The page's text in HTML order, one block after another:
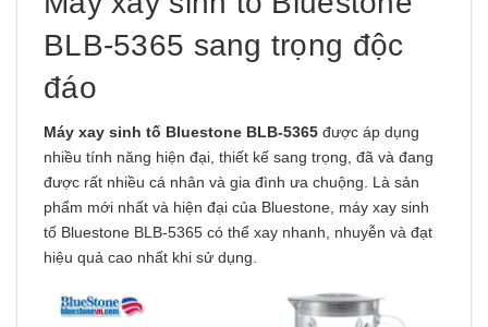
BLB-5365 sang trọng độc
đáo
Máy xay sinh tố Bluestone BLB-5365 được áp dụng
nhiều tính năng hiện đại, thiết kế sang trọng, đã và đang
được rất nhiều cá nhân và gia đình ưa chuộng. Là sản
phẩm mới nhất và hiện đại của Bluestone, máy xay sinh
tố Bluestone BLB-5365 có thể xay nhanh, nhuyễn và đạt
hiệu quả cao nhất khi sử dụng.